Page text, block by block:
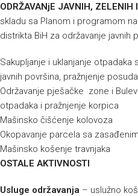
ODRŽAVANjE JAVNIH,
skladu sa Planom i programom
distrikta BiH za održavanje javnih
Sakupljanje i uklanjanje otpadaka
javnih površina, pražnjenje
Održavanje pješačke zone i
otpadaka i pražnjenje korpica
Mašinsko čišćenje kolovoza
Okopavanje parcela sa
Mašinsko košenje travnjaka
OSTALE AKTIVNOSTI
Usluge održavanja – uslužno